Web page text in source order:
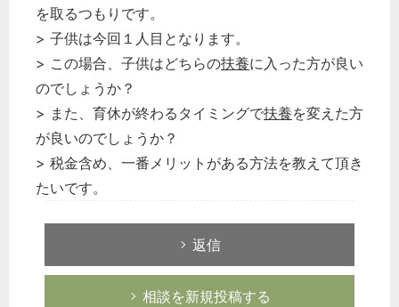
を取るつもりです。
> 子供は今回１人目となります。
> この場合、子供はどちらの扶養に入った方が良い
のでしょうか？
> また、育休が終わるタイミングで扶養を変えた方
が良いのでしょうか？
> 税金含め、一番メリットがある方法を教えて頂き
たいです。
返信
相談を新規投稿する